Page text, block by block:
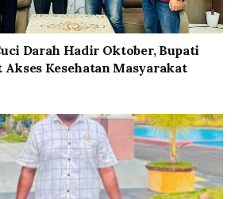
Darah Hadir Oktober, Bupati
Akses Kesehatan Masyarakat